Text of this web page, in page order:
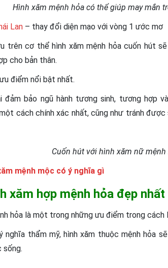
Hình xăm mệnh hỏa có thể giúp may mắn
Lan – thay đổi diện mạo với vòng 1 ước mơ
trên cơ thể hình xăm mệnh hỏa cuốn hút
cho bản thân.
điểm nổi bật nhất.
đảm bảo ngũ hành tương sinh, tương hợp
cách chính xác nhất, cũng như tránh
Cuốn hút với hình xăm nữ mệnh
mệnh mộc có ý nghĩa gì
xăm hợp mệnh hỏa đẹp nhất
hỏa là một trong những ưu điểm trong cách
nghĩa thẩm mỹ, hình xăm thuộc mệnh hỏa
sống.